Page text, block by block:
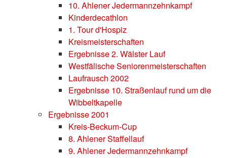
10. Ahlener Jedermannzehnkampf
Kinderdecathlon
1. Tour d'Hospiz
Kreismeisterschaften
Ergebnisse 2. Wälster Lauf
Westfälische Seniorenmeisterschaften
Laufrausch 2002
Ergebnisse 10. Straßenlauf rund um die
Wibbeltkapelle
Ergebnisse 2001
Kreis-Beckum-Cup
8. Ahlener Staffellauf
9. Ahlener Jedermannzehnkampf